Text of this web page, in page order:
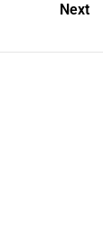
Next